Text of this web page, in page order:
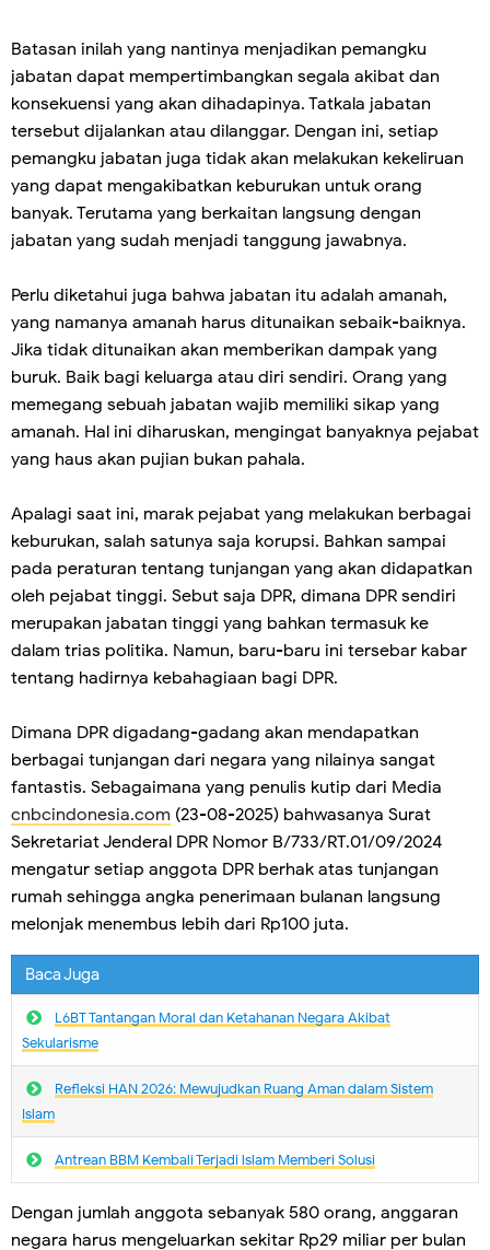
Batasan inilah yang nantinya menjadikan pemangku
jabatan dapat mempertimbangkan segala akibat dan
konsekuensi yang akan dihadapinya. Tatkala jabatan
tersebut dijalankan atau dilanggar. Dengan ini, setiap
pemangku jabatan juga tidak akan melakukan kekeliruan
yang dapat mengakibatkan keburukan untuk orang
banyak. Terutama yang berkaitan langsung dengan
jabatan yang sudah menjadi tanggung jawabnya.
Perlu diketahui juga bahwa jabatan itu adalah amanah,
yang namanya amanah harus ditunaikan sebaik-baiknya.
Jika tidak ditunaikan akan memberikan dampak yang
buruk. Baik bagi keluarga atau diri sendiri. Orang yang
memegang sebuah jabatan wajib memiliki sikap yang
amanah. Hal ini diharuskan, mengingat banyaknya pejabat
yang haus akan pujian bukan pahala.
Apalagi saat ini, marak pejabat yang melakukan berbagai
keburukan, salah satunya saja korupsi. Bahkan sampai
pada peraturan tentang tunjangan yang akan didapatkan
oleh pejabat tinggi. Sebut saja DPR, dimana DPR sendiri
merupakan jabatan tinggi yang bahkan termasuk ke
dalam trias politika. Namun, baru-baru ini tersebar kabar
tentang hadirnya kebahagiaan bagi DPR.
Dimana DPR digadang-gadang akan mendapatkan
berbagai tunjangan dari negara yang nilainya sangat
fantastis. Sebagaimana yang penulis kutip dari Media
cnbcindonesia.com (23-08-2025) bahwasanya Surat
Sekretariat Jenderal DPR Nomor B/733/RT.01/09/2024
mengatur setiap anggota DPR berhak atas tunjangan
rumah sehingga angka penerimaan bulanan langsung
melonjak menembus lebih dari Rp100 juta.
Baca Juga
L6BT Tantangan Moral dan Ketahanan Negara Akibat
Sekularisme
Refleksi HAN 2026: Mewujudkan Ruang Aman dalam Sistem
Islam
Antrean BBM Kembali Terjadi lslam Memberi Solusi
Dengan jumlah anggota sebanyak 580 orang, anggaran
negara harus mengeluarkan sekitar Rp29 miliar per bulan